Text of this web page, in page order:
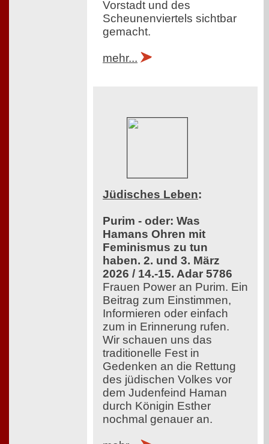
Vorstadt und des
Scheunenviertels sichtbar
gemacht.
mehr...
Jüdisches Leben:
Purim - oder: Was
Hamans Ohren mit
Feminismus zu tun
haben. 2. und 3. März
2026 / 14.-15. Adar 5786
Frauen Power an Purim. Ein
Beitrag zum Einstimmen,
Informieren oder einfach
zum in Erinnerung rufen.
Wir schauen uns das
traditionelle Fest in
Gedenken an die Rettung
des jüdischen Volkes vor
dem Judenfeind Haman
durch Königin Esther
nochmal genauer an.